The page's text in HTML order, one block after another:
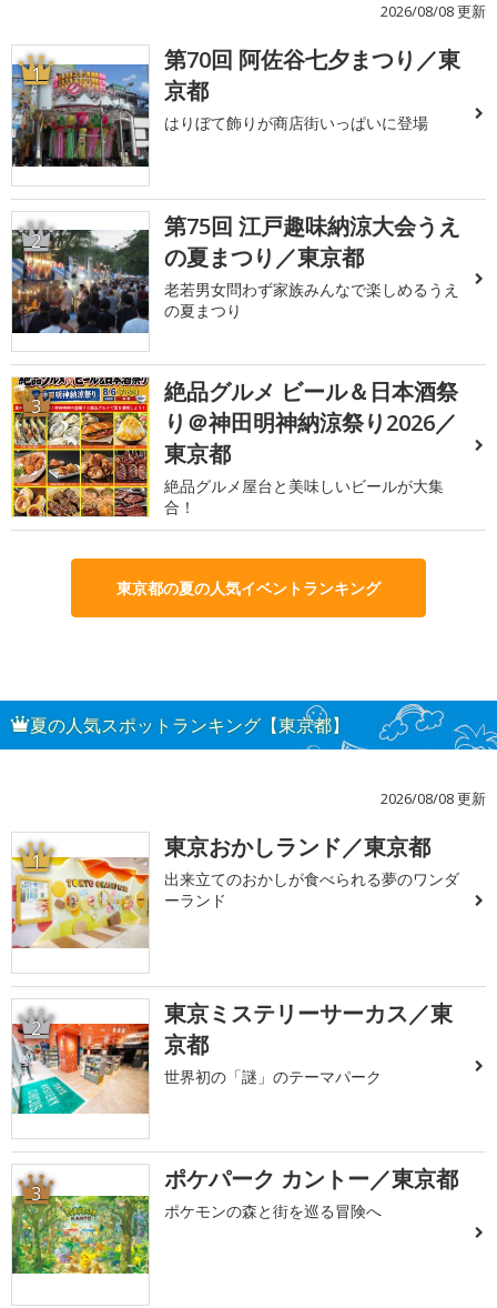
2026/08/08 更新
1
第70回 阿佐谷七夕まつり／東
京都
はりぼて飾りが商店街いっぱいに登場
2
第75回 江戸趣味納涼大会うえ
の夏まつり／東京都
老若男女問わず家族みんなで楽しめるうえ
の夏まつり
3
絶品グルメ ビール＆日本酒祭
り＠神田明神納涼祭り2026／
東京都
絶品グルメ屋台と美味しいビールが大集
合！
東京都の夏の人気イベントランキング
夏の人気スポットランキング【東京都】
2026/08/08 更新
1 東京おかしランド／東京都
出来立てのおかしが食べられる夢のワンダ
ーランド
2
東京ミステリーサーカス／東
京都
世界初の「謎」のテーマパーク
3 ポケパーク カントー／東京都
ポケモンの森と街を巡る冒険へ